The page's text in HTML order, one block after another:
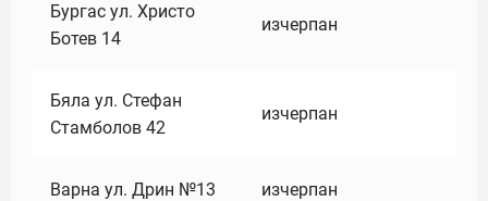
Бургас ул. Христо
Ботев 14
изчерпан
Бяла ул. Стефан
Стамболов 42
изчерпан
Варна ул. Дрин №13 изчерпан